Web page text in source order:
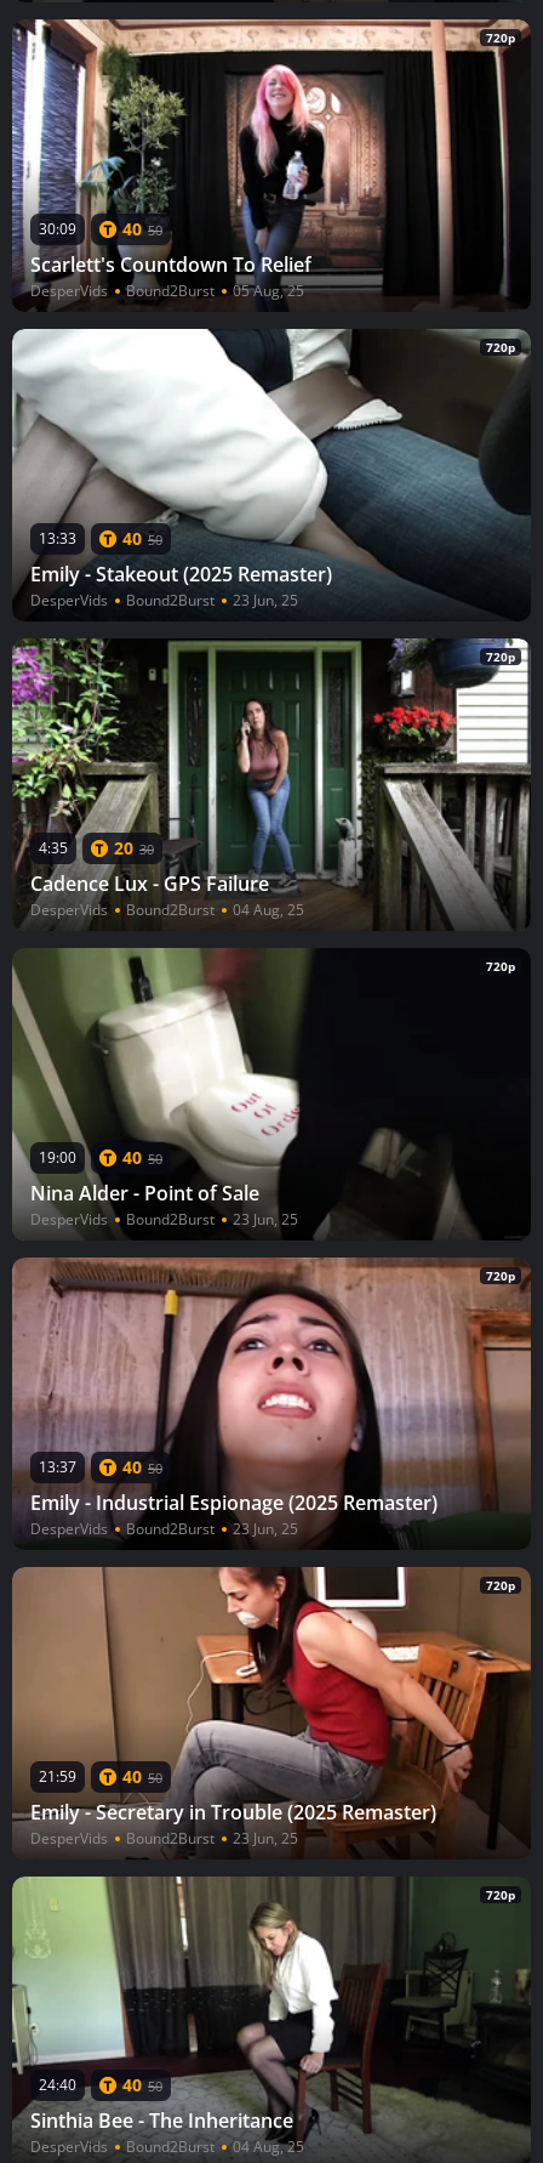
720p
30:09 40 50
Scarlett's Countdown To Relief
DesperVids Bound2Burst 05 Aug, 25
720p
13:33 40 50
Emily - Stakeout (2025 Remaster)
DesperVids Bound2Burst 23 Jun, 25
720p
4:35 20 30
Cadence Lux - GPS Failure
DesperVids Bound2Burst 04 Aug, 25
720p
19:00 40 50
Nina Alder - Point of Sale
DesperVids Bound2Burst 23 Jun, 25
720p
13:37 40 50
Emily - Industrial Espionage (2025 Remaster)
DesperVids Bound2Burst 23 Jun, 25
720p
21:59 40 50
Emily - Secretary in Trouble (2025 Remaster)
DesperVids Bound2Burst 23 Jun, 25
720p
24:40 40 50
Sinthia Bee - The Inheritance
DesperVids Bound2Burst 04 Aug, 25